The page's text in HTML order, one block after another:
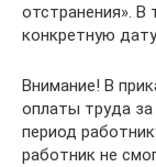
отстранения». В
конкретную
Внимание! В
оплаты труда за
период
работник не